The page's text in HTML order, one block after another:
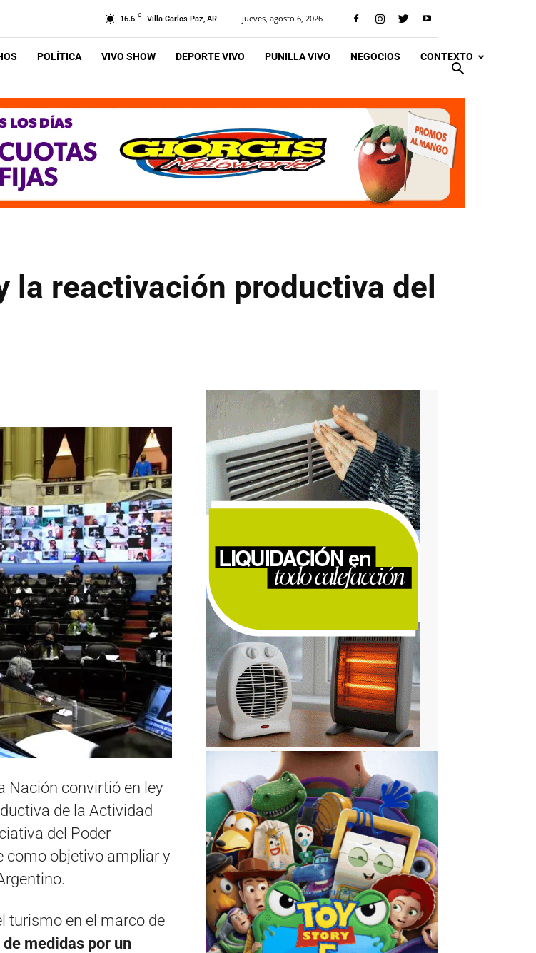
16.6 C Villa Carlos Paz, AR jueves, agosto 6, 2026
POLÍTICA VIVO SHOW DEPORTE VIVO PUNILLA VIVO NEGOCIOS CONTEXTO
la reactivación productiva del
Nación convirtió en ley
de la Actividad
del Poder
como objetivo ampliar y
turismo en el marco de
medidas por un